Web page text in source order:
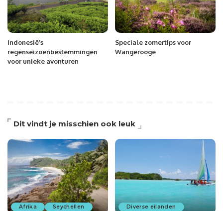
Indonesië’s
regenseizoenbestemmingen
voor unieke avonturen
Speciale zomertips voor
Wangerooge
Dit vindt je misschien ook leuk
Afrika Seychellen Diverse eilanden